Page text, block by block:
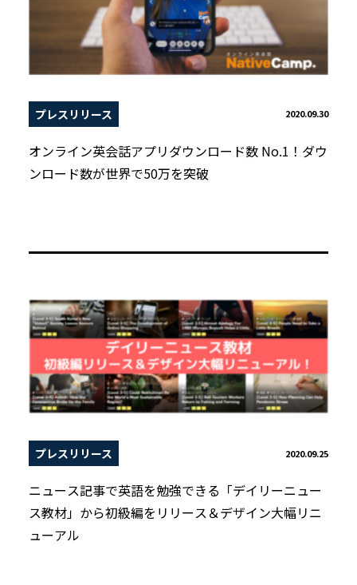
プレスリリース 2020.09.30
オンライン英会話アプリダウンロード数 No.1！ダウ
ンロード数が世界で50万を突破
プレスリリース 2020.09.25
ニュース記事で英語を勉強できる「デイリーニュー
ス教材」から初級編をリリース＆デザイン大幅リニ
ューアル